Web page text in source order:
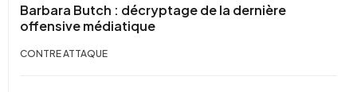
Barbara Butch : décryptage de la dernière
offensive médiatique
CONTRE ATTAQUE